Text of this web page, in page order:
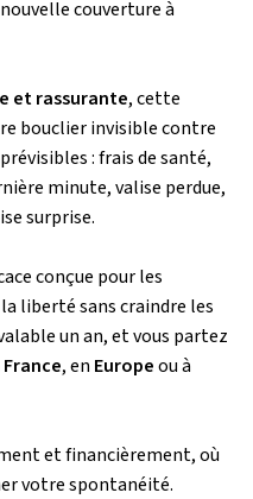
couverture à
et rassurante, cette
bouclier invisible contre
: frais de santé,
minute, valise perdue,
surprise.
conçue pour les
liberté sans craindre les
un an, et vous partez
France, en Europeou à
et financièrement, où
votre spontanéité.